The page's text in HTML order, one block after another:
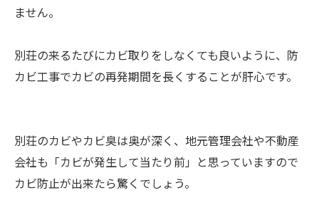
ません。
別荘の来るたびにカビ取りをしなくても良いように、防
カビ工事でカビの再発期間を長くすることが肝心です。
別荘のカビやカビ臭は奥が深く、地元管理会社や不動産
会社も「カビが発生して当たり前」と思っていますので
カビ防止が出来たら驚くでしょう。